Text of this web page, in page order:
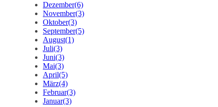
Dezember(6)
November(3)
Oktober(3)
September(5)
August(1)
Juli(3)
Juni(3)
Mai(3)
April(5)
März(4)
Februar(3)
Januar(3)